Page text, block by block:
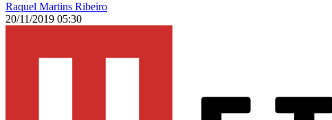
Raquel Martins Ribeiro
20/11/2019 05:30